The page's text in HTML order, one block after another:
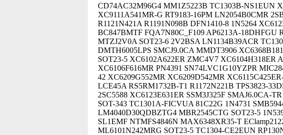
CD74AC32M96G4 MM1Z5223B TC1303B-NS1EUN
XC9111A541MR-G RT9183-16PM LN2054B0CMR
R1121N421A R1191N098B DFN1410-8 1N5264
BC847BMTF FQA7N80C_F109 AP6213A-18DHFGU
MTZJ2V0A SOT23-6 2V2BSA LN1134B39ACR
DMTH6005LPS SMCJ9.0CA MMDT3906
SOT23-5 XC6102A622ER ZMC4V7 XC6104H318ER
XC6106F616MR PN4391 SN74LVC1G10YZPR
42 XC6209G552MR XC6209D542MR
LCE45A RS5RM1732B-T1 R1172N221B TPS3823-
2SC5588 XC6123E631ER SSM3J325F SMAJ6.0CA-
SOT-343 TC1301A-FICVUA 81C22G 1N4731
LM4040D30QDBZTG4 MBR2545CTG SOT23-5
SL1EMF NTMFS4846N MAX6348XR35-T
ML6101N242MRG SOT23-5 TC1304-CE2EUN